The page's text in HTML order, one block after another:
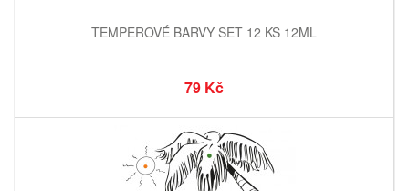
TEMPEROVÉ BARVY SET 12 KS 12ML
79 Kč